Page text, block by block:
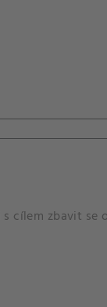
cílem zbavit se